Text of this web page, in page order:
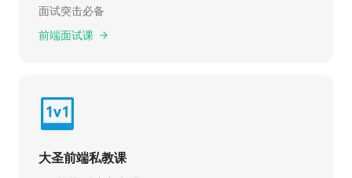
面试突击必备
前端面试课
大圣前端私教课